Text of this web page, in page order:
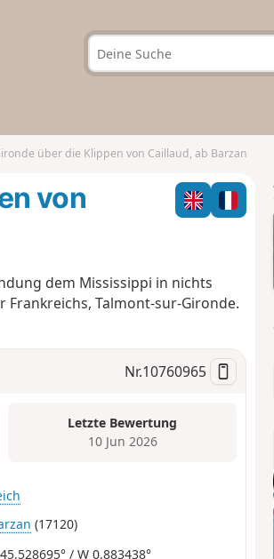
über die Klippen von Caillaud, ab Barzan
von
dem Mississippi in nichts
Talmont-sur-Gironde.
Nr.10760965
Letzte Bewertung
10 Jun 2026
(17120)
/ W 0.883438°